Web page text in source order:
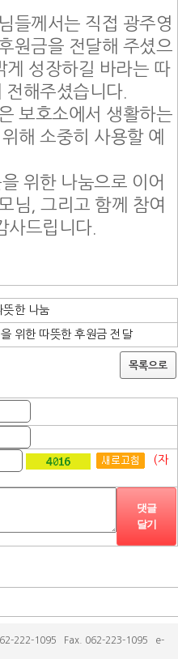
들께서는 직접 광주영
원금을 전달해 주셨으
게 성장하길 바라는 따
해주셨습니다.
보호소에서 생활하는
해 소중히 사용할 예
위한 나눔으로 이어
님, 그리고 함께 참여
사드립니다.
뜻한 나눔
위한 따뜻한 후원금 전달
목록으로
(자
댓글
달기
222-1095 Fax. 062-223-1095 e-